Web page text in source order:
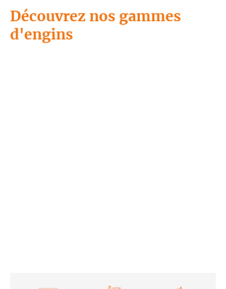
Découvrez nos gammes
d'engins